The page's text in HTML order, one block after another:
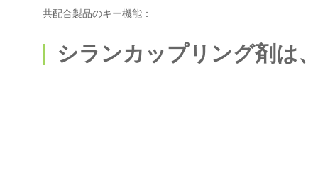
共配合製品のキー機能：
シランカップリング剤は